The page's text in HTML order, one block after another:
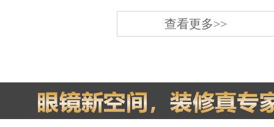
查看更多>>